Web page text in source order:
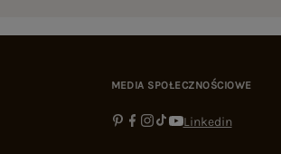
MEDIA SPOŁECZNOŚCIOWE
Linkedin